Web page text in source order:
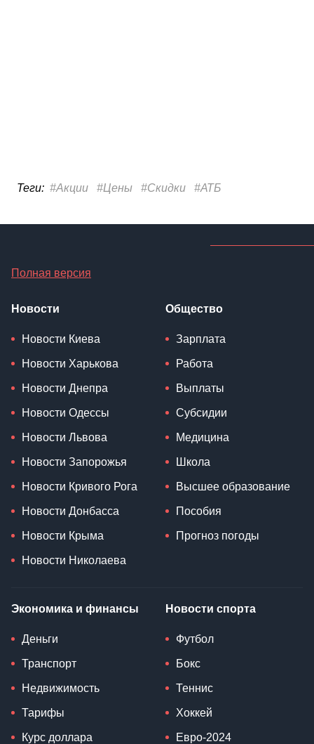
Полная версия
Новости
Новости Киева
Новости Харькова
Новости Днепра
Новости Одессы
Новости Львова
Новости Запорожья
Новости Кривого Рога
Новости Донбасса
Новости Крыма
Новости Николаева
Общество
Зарплата
Работа
Выплаты
Субсидии
Медицина
Школа
Высшее образование
Пособия
Прогноз погоды
Экономика и финансы
Деньги
Транспорт
Недвижимость
Тарифы
Курс доллара
Новости спорта
Футбол
Бокс
Теннис
Хоккей
Евро-2024